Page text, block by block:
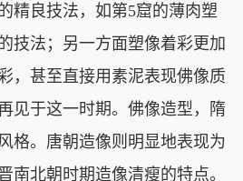
精良技法，如第5窟的薄肉塑
技法；另一方面塑像着彩更加
，甚至直接用素泥表现佛像质
见于这一时期。佛像造型，隋
格。唐朝造像则明显地表现为
南北朝时期造像清瘦的特点。